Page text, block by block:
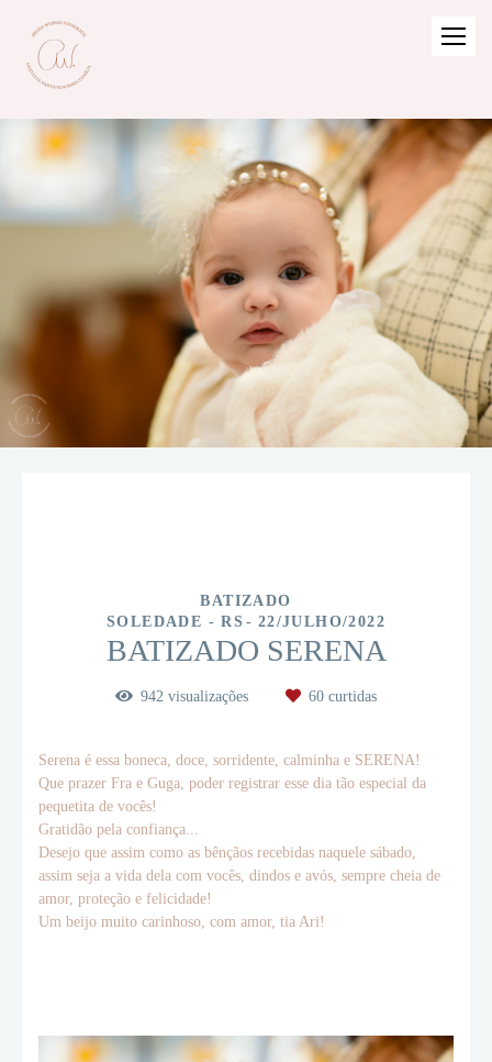
BATIZADO
SOLEDADE - RS
22/JULHO/2022
BATIZADO SERENA
942 visualizações 60 curtidas
Serena é essa boneca, doce, sorridente, calminha e SERENA!
Que prazer Fra e Guga, poder registrar esse dia tão especial da
pequetita de vocês!
Gratidão pela confiança...
Desejo que assim como as bênçãos recebidas naquele sábado,
assim seja a vida dela com vocês, dindos e avós, sempre cheia de
amor, proteção e felicidade!
Um beijo muito carinhoso, com amor, tia Ari!